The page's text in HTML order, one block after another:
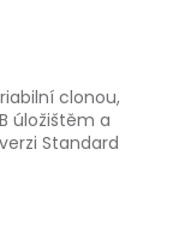
clonou,
úložištěm a
Standard